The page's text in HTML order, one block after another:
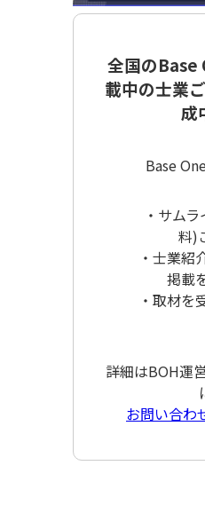
全国のBase
載中の士業
成
Base
・サム
料)
・士業紹
掲載
・取材を
詳細はBOH運
お問い合わ